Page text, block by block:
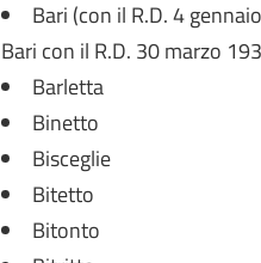
Bari (con il R.D. 4
Bari con il R.D. 30 marzo
Barletta
Binetto
Bisceglie
Bitetto
Bitonto